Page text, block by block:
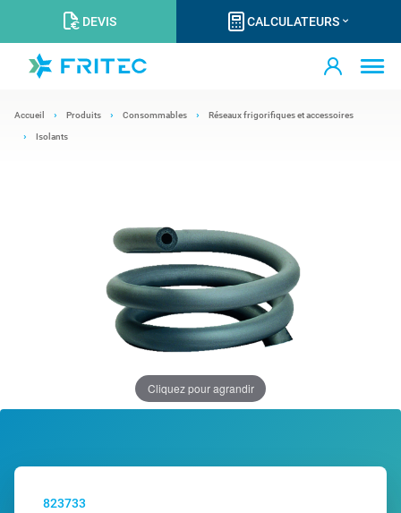
DEVIS CALCULATEURS
Accueil Produits Consommables Réseaux frigorifiques et accessoires
Isolants
Cliquez pour agrandir
823733